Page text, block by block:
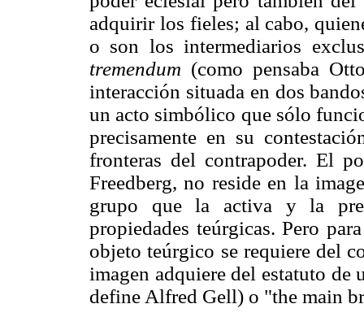
adquirir los fieles; al cabo,
o son los intermediarios
tremendum (como pensaba
interacción situada en dos
un acto simbólico que sólo
precisamente en su
fronteras del contrapoder. El
Freedberg, no reside en la
grupo que la activa y la
propiedades teúrgicas. Pero
objeto teúrgico se requiere del
imagen adquiere del estatuto de
define Alfred Gell) o "the main